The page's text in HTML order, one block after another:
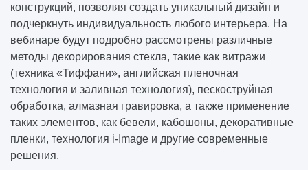
конструкций, позволяя создать уникальный дизайн и
подчеркнуть индивидуальность любого интерьера. На
вебинаре будут подробно рассмотрены различные
методы декорирования стекла, такие как витражи
(техника «Тиффани», английская пленочная
технология и заливная технология), пескоструйная
обработка, алмазная гравировка, а также применение
таких элементов, как бевели, кабошоны, декоративные
пленки, технология i-Image и другие современные
решения.